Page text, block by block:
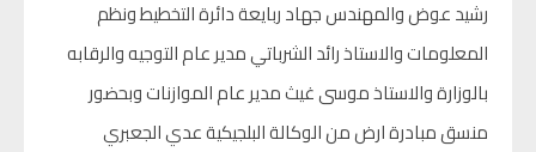
رشيد عوض والمهندس جهاد ربايعة دائرة التخطيط ونظم
المعلومات والاستاذ رائد الشرباتي مدير عام التوجيه والرقابه
بالوزارة والاستاذ موسى غيث مدير عام الموازنات وبحضور
منسق مبادرة ارض من الوكالة البلجيكية عدي الجعبري